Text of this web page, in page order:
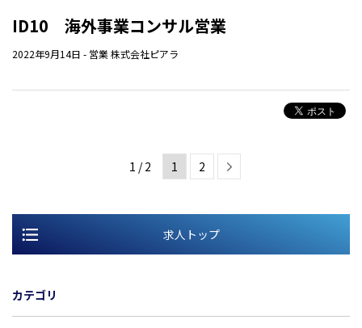
ID10 海外事業コンサル営業
2022年9月14日 - 営業株式会社ピアラ
1 / 2 1 2
求人トップ
カテゴリ